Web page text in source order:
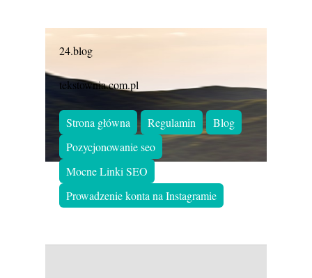
24.blog
tekstownia.com.pl
Strona główna Regulamin
Blog
Pozycjonowanie seo
Mocne Linki SEO
Prowadzenie konta na Instagramie